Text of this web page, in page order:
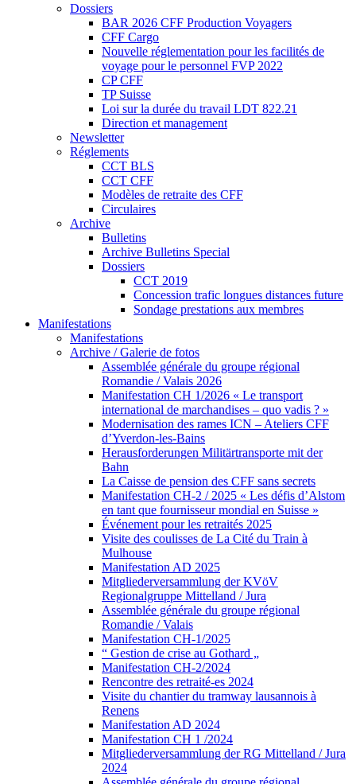
Dossiers
BAR 2026 CFF Production Voyagers
CFF Cargo
Nouvelle réglementation pour les facilités de
voyage pour le personnel FVP 2022
CP CFF
TP Suisse
Loi sur la durée du travail LDT 822.21
Direction et management
Newsletter
Réglements
CCT BLS
CCT CFF
Modèles de retraite des CFF
Circulaires
Archive
Bulletins
Archive Bulletins Special
Dossiers
CCT 2019
Concession trafic longues distances future
Sondage prestations aux membres
Manifestations
Manifestations
Archive / Galerie de fotos
Assemblée générale du groupe régional
Romandie / Valais 2026
Manifestation CH 1/2026 « Le transport
international de marchandises – quo vadis ? »
Modernisation des rames ICN – Ateliers CFF
d’Yverdon-les-Bains
Herausforderungen Militärtransporte mit der
Bahn
La Caisse de pension des CFF sans secrets
Manifestation CH-2 / 2025 « Les défis d’Alstom
en tant que fournisseur mondial en Suisse »
Événement pour les retraités 2025
Visite des coulisses de La Cité du Train à
Mulhouse
Manifestation AD 2025
Mitgliederversammlung der KVöV
Regionalgruppe Mittelland / Jura
Assemblée générale du groupe régional
Romandie / Valais
Manifestation CH-1/2025
“ Gestion de crise au Gothard „
Manifestation CH-2/2024
Rencontre des retraité-es 2024
Visite du chantier du tramway lausannois à
Renens
Manifestation AD 2024
Manifestation CH 1 /2024
Mitgliederversammlung der RG Mittelland / Jura
2024